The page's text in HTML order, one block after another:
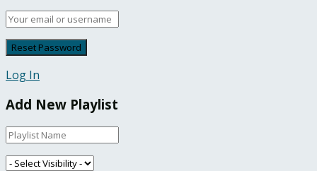
Log In
Add New Playlist